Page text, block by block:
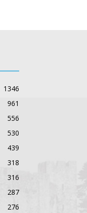
1346
961
556
530
439
318
316
287
276